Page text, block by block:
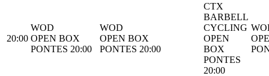
20:00
WOD
OPEN BOX
PONTES 20:00
WOD
OPEN BOX
PONTES 20:00
CTX
BARBELL
CYCLING
OPEN
BOX
PONTES
20:00